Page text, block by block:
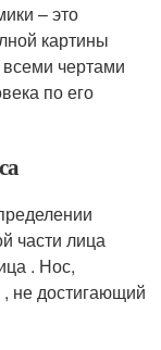
– это
картины
всеми чертами
по его
части лица
. Нос,
не достигающий